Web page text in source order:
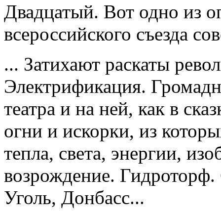
Двадцатый. Вот одно из
всероссийского съезда
... Затихают раскаты
Электрификация.
театра и на ней, как в
огни и искорки, из
тепла, света, энергии,
возрождение. Гидроторф.
Уголь, Донбасс...